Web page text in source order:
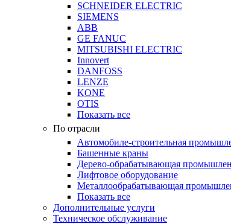
SCHNEIDER ELECTRIC
SIEMENS
ABB
GE FANUC
MITSUBISHI ELECTRIC
Innovert
DANFOSS
LENZE
KONE
OTIS
Показать все
По отрасли
Автомобиле-строительная
Башенные краны
Дерево-обрабатывающая
Лифтовое оборудование
Металлообрабатывающая
Показать все
Дополнительные услуги
Техническое обслуживание